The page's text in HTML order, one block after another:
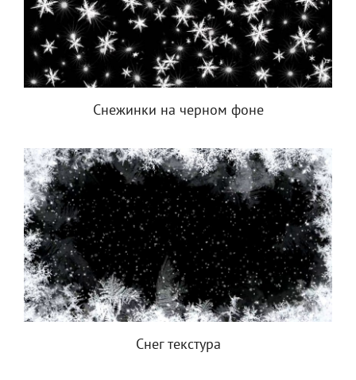
Снежинки на черном фоне
Снег текстура